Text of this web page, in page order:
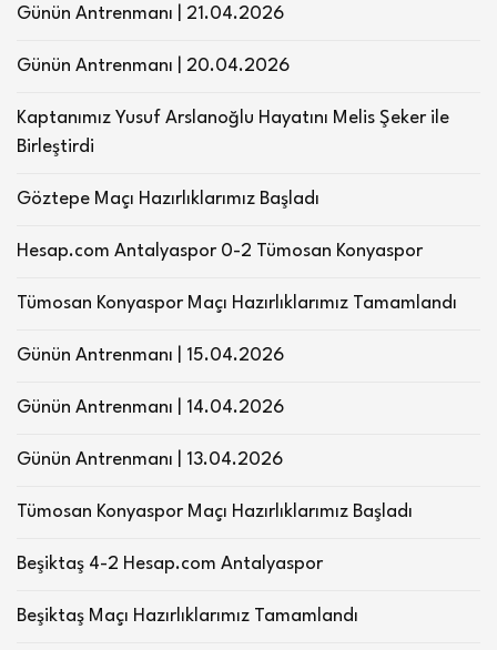
Günün Antrenmanı | 21.04.2026
Günün Antrenmanı | 20.04.2026
Kaptanımız Yusuf Arslanoğlu Hayatını Melis Şeker ile
Birleştirdi
Göztepe Maçı Hazırlıklarımız Başladı
Hesap.com Antalyaspor 0-2 Tümosan Konyaspor
Tümosan Konyaspor Maçı Hazırlıklarımız Tamamlandı
Günün Antrenmanı | 15.04.2026
Günün Antrenmanı | 14.04.2026
Günün Antrenmanı | 13.04.2026
Tümosan Konyaspor Maçı Hazırlıklarımız Başladı
Beşiktaş 4-2 Hesap.com Antalyaspor
Beşiktaş Maçı Hazırlıklarımız Tamamlandı